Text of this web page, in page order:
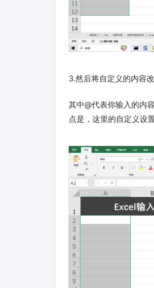
3.然后将自定义的内容改
其中@代表你输入的内
点是，这里的自定义设